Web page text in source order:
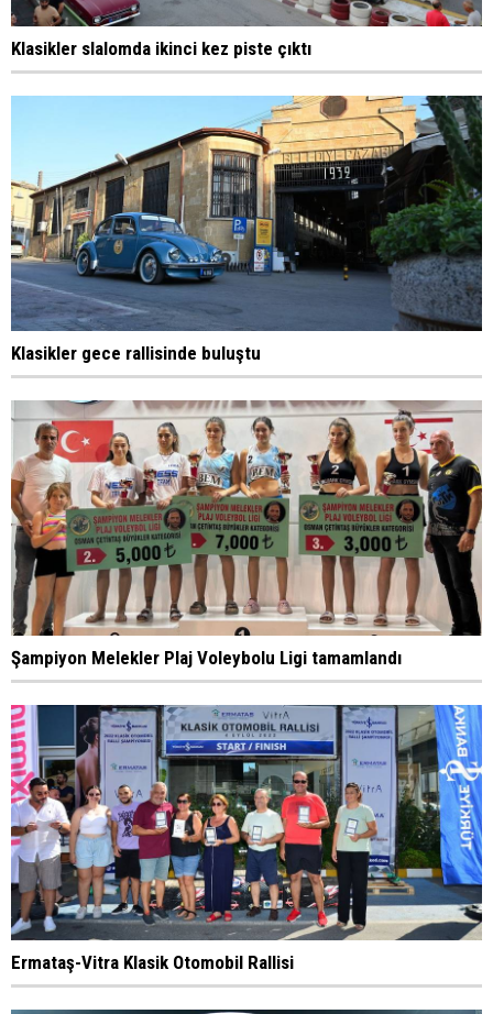
Klasikler slalomda ikinci kez piste çıktı
Klasikler gece rallisinde buluştu
Şampiyon Melekler Plaj Voleybolu Ligi tamamlandı
Ermataş-Vitra Klasik Otomobil Rallisi